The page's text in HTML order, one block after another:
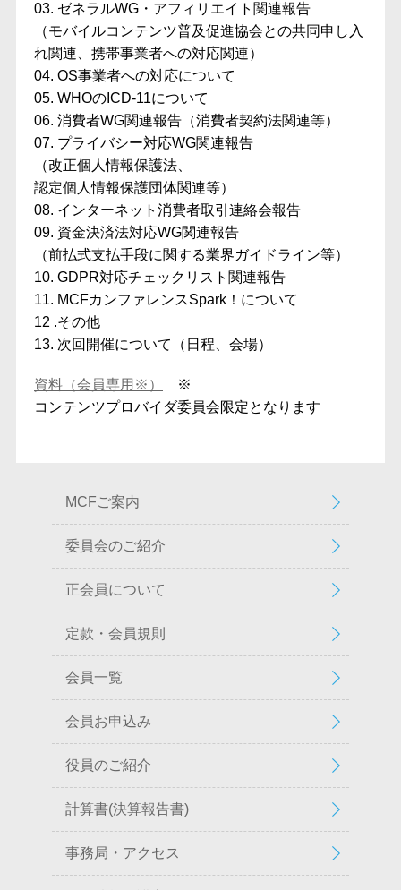
03. ゼネラルWG・アフィリエイト関連報告
（モバイルコンテンツ普及促進協会との共同申し入
れ関連、携帯事業者への対応関連）
04. OS事業者への対応について
05. WHOのICD-11について
06. 消費者WG関連報告（消費者契約法関連等）
07. プライバシー対応WG関連報告
（改正個人情報保護法、
認定個人情報保護団体関連等）
08. インターネット消費者取引連絡会報告
09. 資金決済法対応WG関連報告
（前払式支払手段に関する業界ガイドライン等）
10. GDPR対応チェックリスト関連報告
11. MCFカンファレンスSpark！について
12 .その他
13. 次回開催について（日程、会場）
資料（会員専用※）
※
コンテンツプロバイダ委員会限定となります
MCFご案内
委員会のご紹介
正会員について
定款・会員規則
会員一覧
会員お申込み
役員のご紹介
計算書(決算報告書)
事務局・アクセス